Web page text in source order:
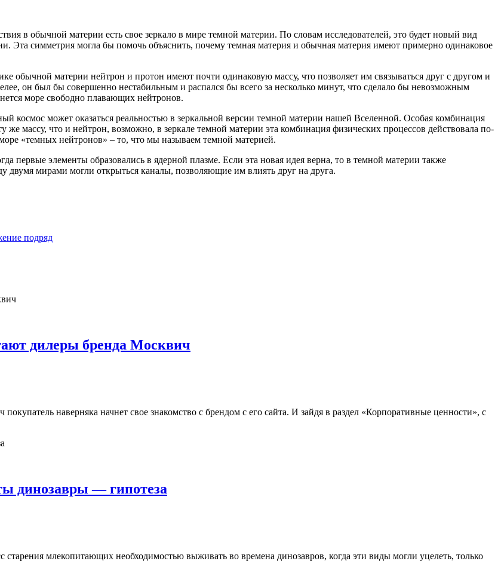
в обычной материи есть свое зеркало в мире темной материи. По словам исследователей, это будет новый вид
симметрия могла бы помочь объяснить, почему темная материя и обычная материя имеют примерно одинаковое
обычной материи нейтрон и протон имеют почти одинаковую массу, что позволяет им связываться друг с другом и
он был бы совершенно нестабильным и распался бы всего за несколько минут, что сделало бы невозможным
море свободно плавающих нейтронов.
космос может оказаться реальностью в зеркальной версии темной материи нашей Вселенной. Особая комбинация
массу, что и нейтрон, возможно, в зеркале темной материи эта комбинация физических процессов действовала по-
«темных нейтронов» – то, что мы называем темной материей.
первые элементы образовались в ядерной плазме. Если эта новая идея верна, то в темной материи также
двумя мирами могли открыться каналы, позволяющие им влиять друг на друга.
подряд
дилеры бренда Москвич
наверняка начнет свое знакомство с брендом с его сайта. И зайдя в раздел «Корпоративные ценности», с
динозавры — гипотеза
старения млекопитающих необходимостью выживать во времена динозавров, когда эти виды могли уцелеть, только